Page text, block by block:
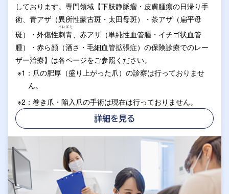
しております。専門領域【下肢静脈瘤・皮膚腫瘍の日帰り手
術、青アザ（異所性蒙古斑・太田母斑）・茶アザ（扁平母
斑）・外傷性刺青
イレズミ
、赤アザ（単純性血管腫・イチゴ状血管
腫）・赤ら顔（酒さ・毛細血管拡張症）の保険診療でのレー
ザー治療】は各ページをご参照ください。
※1：爪の肥厚（盛り上がった爪）の診察は行っておりませ
ん。
※2：巻き爪・陥入爪の手術は現在は行っておりません。
詳細を見る